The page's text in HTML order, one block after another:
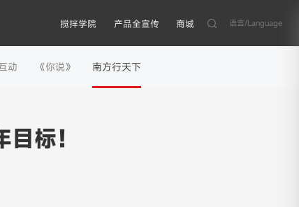
搅拌学院 产品全宣传 商城 语言/Language
动 《你说》 南方行天下
标！